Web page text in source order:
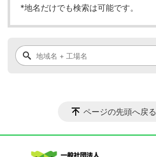
*地名だけでも検索は可能です。
ページの先頭へ戻る